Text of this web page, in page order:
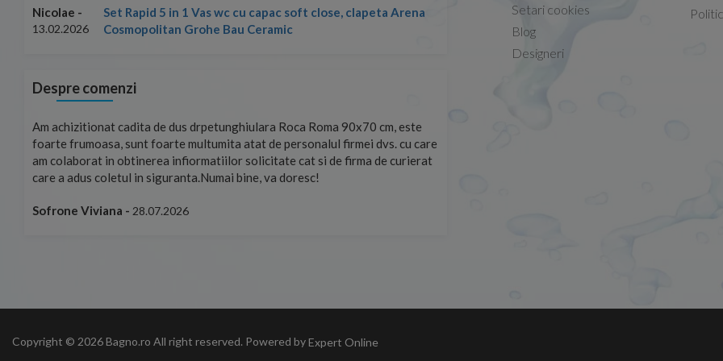
Nicolae -
13.02.2026
Set Rapid 5 in 1 Vas wc cu capac soft close, clapeta Arena
Cosmopolitan Grohe Bau Ceramic
13.02.2026
Despre comenzi
Am achizitionat cadita de dus drpetunghiulara Roca Roma 90x70 cm, este
foarte frumoasa, sunt foarte multumita atat de personalul firmei dvs. cu care
am colaborat in obtinerea infiormatiilor solicitate cat si de firma de curierat
care a adus coletul in siguranta.Numai bine, va doresc!
Sofrone Viviana - 28.07.2026
Setari cookies
Blog
Designeri
Copyright © 2026 Bagno.ro All right reserved. Powered byExpert Online